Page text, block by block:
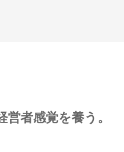
者感覚を養う。